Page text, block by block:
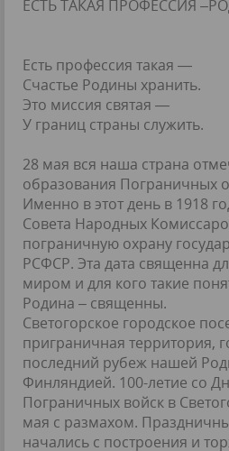
ЕСТЬ ТАКАЯ ПРОФЕССИЯ
Есть профессия такая —
Счастье Родины хранить.
Это миссия святая —
У границ страны служить.
28 мая вся наша страна
образования Пограничных
Именно в этот день в 1918
Совета Народных
пограничную охрану
РСФСР. Эта дата священна
миром и для кого такие
Родина – священны.
Светогорское городское
приграничная территория,
последний рубеж нашей
Финляндией. 100-летие со
Пограничных войск в
мая с размахом.
начались с построения и